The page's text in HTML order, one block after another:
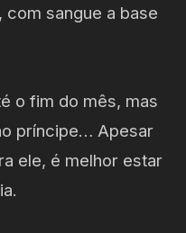
sangue a base
o fim do mês, mas
príncipe… Apesar
ele, é melhor estar